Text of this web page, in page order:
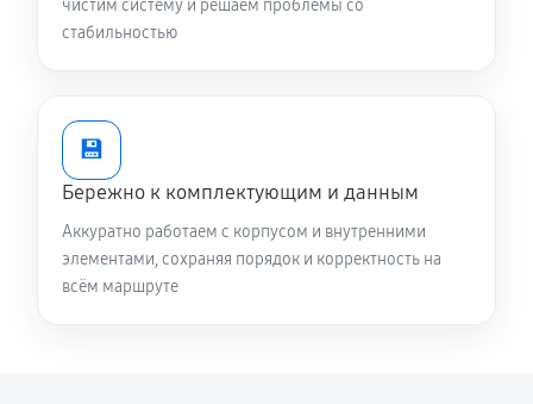
чистим систему и решаем проблемы со
стабильностью
💾
Бережно к комплектующим и данным
Аккуратно работаем с корпусом и внутренними
элементами, сохраняя порядок и корректность на
всём маршруте